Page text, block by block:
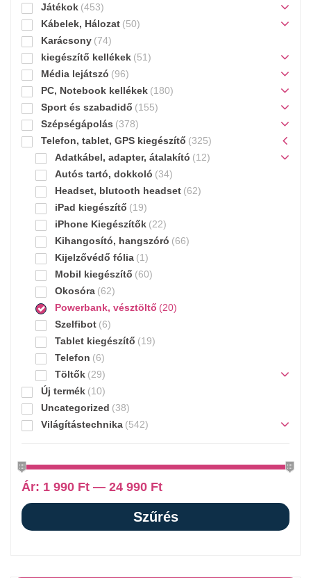
Játékok (453)
Kábelek, Hálozat (50)
Karácsony (74)
kiegészítő kellékek (51)
Média lejátszó (96)
PC, Notebook kellékek (180)
Sport és szabadidő (155)
Szépségápolás (378)
Telefon, tablet, GPS kiegészítő (325)
Adatkábel, adapter, átalakító (12)
Autós tartó, dokkoló (34)
Headset, blutooth headset (62)
iPad kiegészítő (19)
iPhone Kiegészítők (22)
Kihangosító, hangszóró (66)
Kijelzővédő fólia (1)
Mobil kiegészítő (60)
Okosóra (62)
Powerbank, vésztöltő (20)
Szelfibot (6)
Tablet kiegészítő (19)
Telefon (6)
Töltők (29)
Új termék (10)
Uncategorized (38)
Világítástechnika (542)
Szűrés
Ár: 1 990 Ft — 24 990 Ft